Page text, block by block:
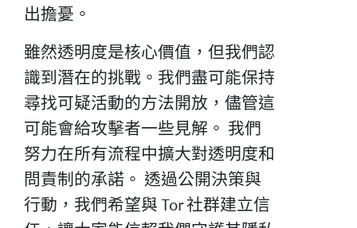
出擔憂。
雖然透明度是核心價值，但我們認
識到潛在的挑戰。我們盡可能保持
尋找可疑活動的方法開放，儘管這
可能會給攻擊者一些見解。 我們
努力在所有流程中擴大對透明度和
問責制的承諾。 透過公開決策與
行動，我們希望與 Tor 社群建立信